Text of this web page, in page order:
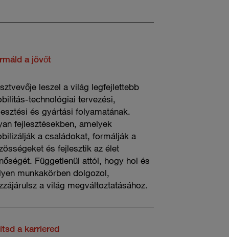
a jövőt
leszel a világ legfejlettebb
technológiai tervezési,
és gyártási folyamatának.
fejlesztésekben, amelyek
a családokat, formálják a
és fejlesztik az élet
Függetlenül attól, hogy hol és
munkakörben dolgozol,
a világ megváltoztatásához.
a karriered